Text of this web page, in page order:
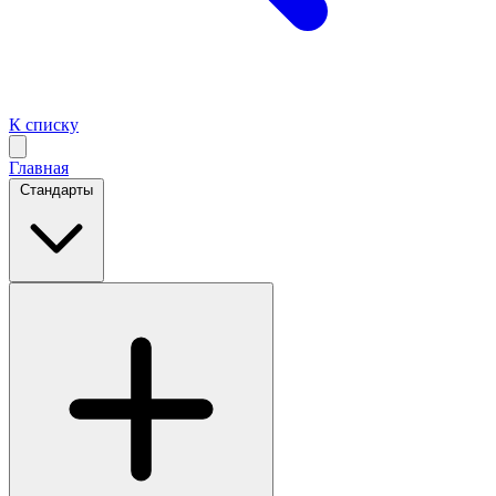
К списку
Главная
Стандарты